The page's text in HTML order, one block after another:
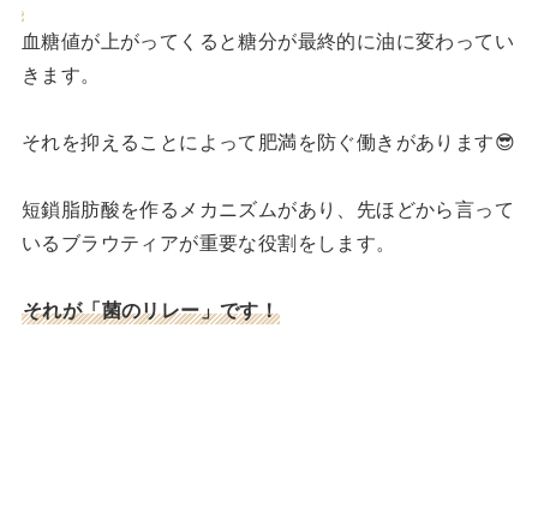
血糖値が上がってくると糖分が最終的に油に変わってい
きます。
それを抑えることによって肥満を防ぐ働きがあります😎
短鎖脂肪酸を作るメカニズムがあり、先ほどから言って
いるブラウティアが重要な役割をします。
それが「菌のリレー」です！